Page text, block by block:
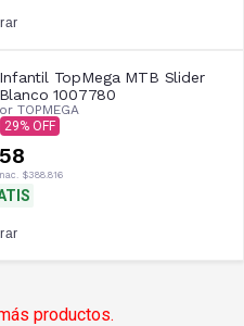
TopMega MTB Slider
1007780
TOPMEGA
29
$388.816
productos.